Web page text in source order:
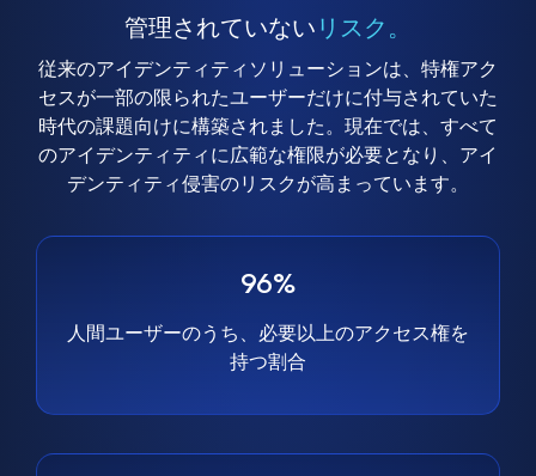
管理されていない リスク。
従来のアイデンティティソリューションは、特権アク
セスが一部の限られたユーザーだけに付与されていた
時代の課題向けに構築されました。現在では、すべて
のアイデンティティに広範な権限が必要となり、アイ
デンティティ侵害のリスクが高まっています。
96%
人間ユーザーのうち、必要以上のアクセス権を
持つ割合